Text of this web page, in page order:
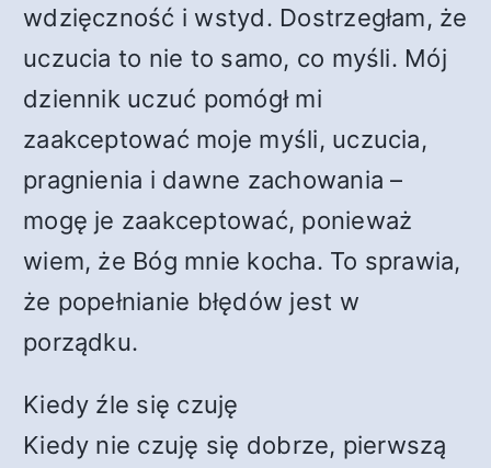
wdzięczność i wstyd. Dostrzegłam, że
uczucia to nie to samo, co myśli. Mój
dziennik uczuć pomógł mi
zaakceptować moje myśli, uczucia,
pragnienia i dawne zachowania –
mogę je zaakceptować, ponieważ
wiem, że Bóg mnie kocha. To sprawia,
że popełnianie błędów jest w
porządku.
Kiedy źle się czuję
Kiedy nie czuję się dobrze, pierwszą